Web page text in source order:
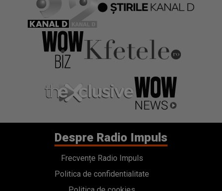
Despre Radio Impuls
Frecvențe Radio Impuls
Politica de confidentialitate